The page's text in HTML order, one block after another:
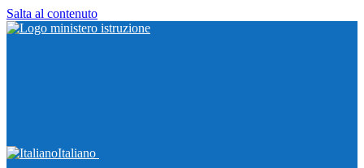
Salta al contenuto
Italiano